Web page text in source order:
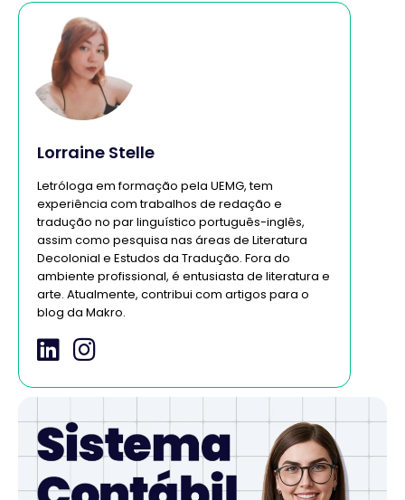
Lorraine Stelle
Letróloga em formação pela UEMG, tem
experiência com trabalhos de redação e
tradução no par linguístico português-inglês,
assim como pesquisa nas áreas de Literatura
Decolonial e Estudos da Tradução. Fora do
ambiente profissional, é entusiasta de literatura e
arte. Atualmente, contribui com artigos para o
blog da Makro.